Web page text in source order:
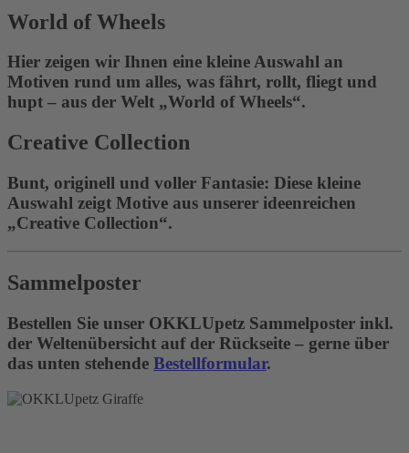
World of Wheels
Hier zeigen wir Ihnen eine kleine Auswahl an
Motiven rund um alles, was fährt, rollt, fliegt und
hupt – aus der Welt „World of Wheels“.
Creative Collection
Bunt, originell und voller Fantasie: Diese kleine
Auswahl zeigt Motive aus unserer ideenreichen
„Creative Collection“.
Sammelposter
Bestellen Sie unser OKKLUpetz Sammelposter inkl.
der Weltenübersicht auf der Rückseite – gerne über
das unten stehende Bestellformular.